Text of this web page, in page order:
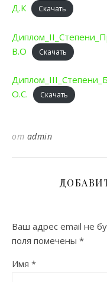
Д.К
Скачать
В.О
Скачать
О.С.
Скачать
от admin
Ваш адрес email не
поля помечены *
Имя *